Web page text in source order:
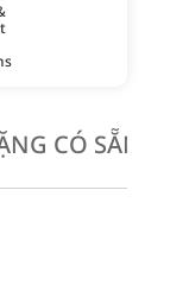
CÓ SẴN